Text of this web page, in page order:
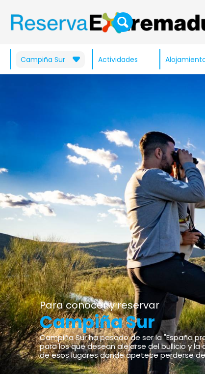
Campiña Sur Actividades
Para conocer y reservar
Campiña Sur
Campiña Sur ha pasado de ser la "España
para los que desean alejarse del bullicio y
de esos lugares donde apetece perderse